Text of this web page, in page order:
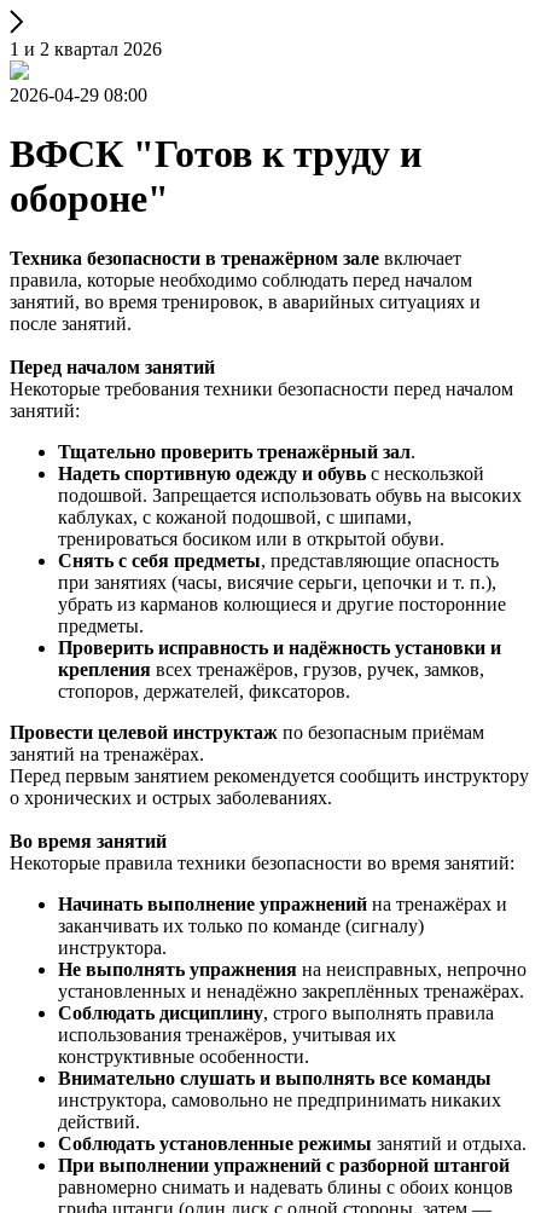
1 и 2 квартал 2026
2026-04-29 08:00
ВФСК "Готов к труду и
обороне"
Техника безопасности в тренажёрном зале включает
правила, которые необходимо соблюдать перед началом
занятий, во время тренировок, в аварийных ситуациях и
после занятий.
Перед началом занятий
Некоторые требования техники безопасности перед началом
занятий:
Тщательно проверить тренажёрный зал.
Надеть спортивную одежду и обувь с нескользкой
подошвой. Запрещается использовать обувь на высоких
каблуках, с кожаной подошвой, с шипами,
тренироваться босиком или в открытой обуви.
Снять с себя предметы, представляющие опасность
при занятиях (часы, висячие серьги, цепочки и т. п.),
убрать из карманов колющиеся и другие посторонние
предметы.
Проверить исправность и надёжность установки и
крепления всех тренажёров, грузов, ручек, замков,
стопоров, держателей, фиксаторов.
Провести целевой инструктаж по безопасным приёмам
занятий на тренажёрах.
Перед первым занятием рекомендуется сообщить инструктору
о хронических и острых заболеваниях.
Во время занятий
Некоторые правила техники безопасности во время занятий:
Начинать выполнение упражнений на тренажёрах и
заканчивать их только по команде (сигналу)
инструктора.
Не выполнять упражнения на неисправных, непрочно
установленных и ненадёжно закреплённых тренажёрах.
Соблюдать дисциплину, строго выполнять правила
использования тренажёров, учитывая их
конструктивные особенности.
Внимательно слушать и выполнять все команды
инструктора, самовольно не предпринимать никаких
действий.
Соблюдать установленные режимы занятий и отдыха.
При выполнении упражнений с разборной штангой
равномерно снимать и надевать блины с обоих концов
грифа штанги (один диск с одной стороны, затем —